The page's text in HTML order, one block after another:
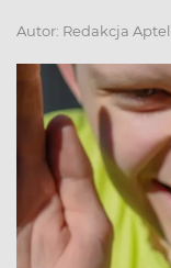
Autor: Redakcja